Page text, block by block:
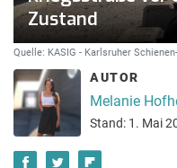
Zustand
Quelle: KASIG - Karlsruher
AUTOR
Melanie
Stand: 1. Mai